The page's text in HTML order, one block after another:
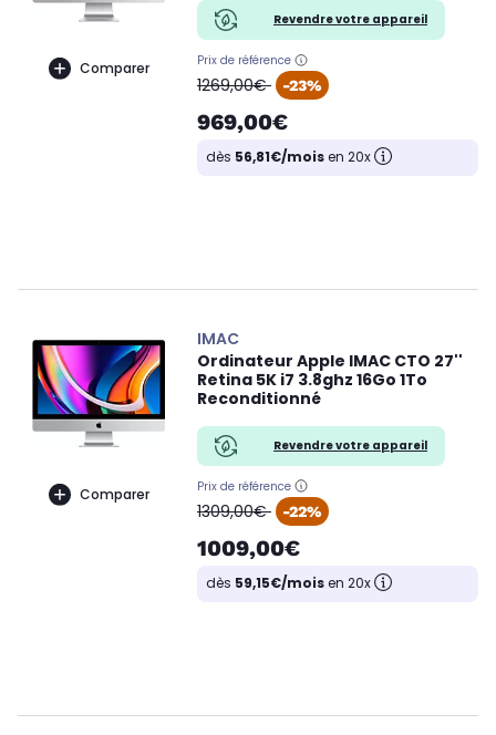
Comparer
Revendre votre appareil
Prix de référence
oldPrice
1269,00€ -23%
969,00€
dès 56,81€/moisen 20x
Comparer
IMAC
Ordinateur Apple IMAC CTO 27''
Retina 5K i7 3.8ghz 16Go 1To
Reconditionné
Revendre votre appareil
Prix de référence
oldPrice
1309,00€ -22%
1009,00€
dès 59,15€/moisen 20x